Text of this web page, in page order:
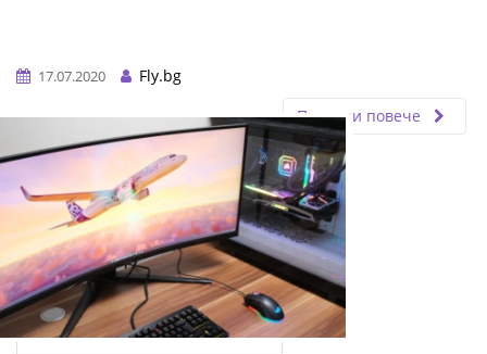
17.07.2020
Fly.bg
Прочети повече